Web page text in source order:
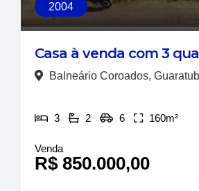
2004
Casa à venda com 3
Balneário Coroados,
3 2 6 160m²
Venda
R$ 850.000,00